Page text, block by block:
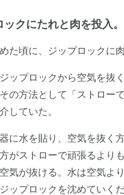
ックにたれと肉を投入。
た頃に、ジップロックに
ップロックから空気を抜
の方法として「ストロー
していた。
に水を貼り、空気を抜く
がストローで頑張るより
気が抜ける。水は空気よ
ップロックを沈めていく